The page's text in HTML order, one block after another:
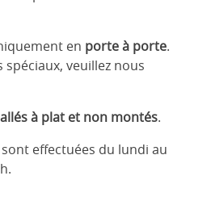
en porte à porte.
veuillez nous
à plat et non montés.
effectuées du lundi au